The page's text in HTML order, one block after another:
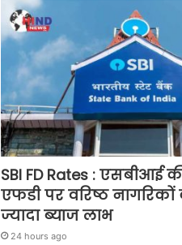
SBI FD Rates : एसबीआई
एफडी पर वरिष्ठ नागरिकों
ज्यादा ब्याज लाभ
24 hours ago